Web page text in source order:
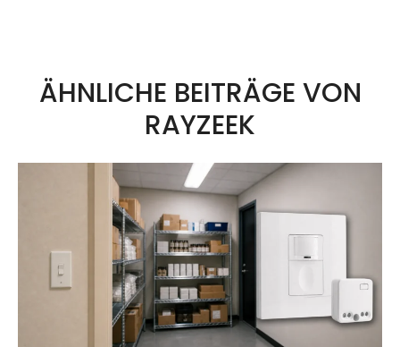
ÄHNLICHE BEITRÄGE VON
RAYZEEK